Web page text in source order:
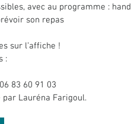
avec au programme :
son repas
sur l’affiche !
:
83 60 91 03
Lauréna Farigoul.